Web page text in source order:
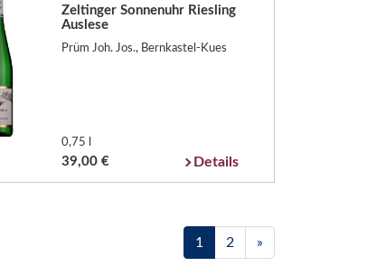
Zeltinger Sonnenuhr Riesling
Auslese
Prüm Joh. Jos., Bernkastel-Kues
0,75 l
39,00 € Details
1 2 »